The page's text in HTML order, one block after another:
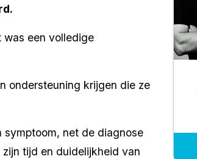
was een volledige
ondersteuning krijgen die ze
symptoom, net de diagnose
tijd en duidelijkheid van